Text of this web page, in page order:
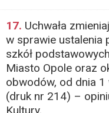
17. Uchwała
w sprawie ustalenia
szkół
Miasto Opole oraz
obwodów, od dnia
(druk nr 214) –